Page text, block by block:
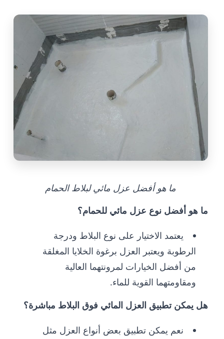
ما هو أفضل عزل مائي لبلاط الحمام
ما هو أفضل نوع عزل مائي للحمام؟
يعتمد الاختيار على نوع البلاط ودرجة
الرطوبة ويعتبر العزل برغوة الخلايا المغلقة
من أفضل الخيارات لمرونتهما العالية
ومقاومتهما القوية للماء.
هل يمكن تطبيق العزل المائي فوق البلاط مباشرة؟
نعم يمكن تطبيق بعض أنواع العزل مثل